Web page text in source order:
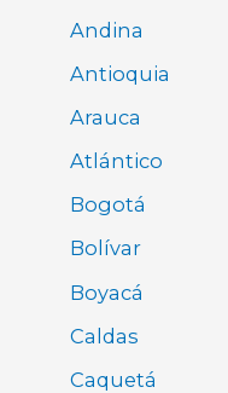
Andina
Antioquia
Arauca
Atlántico
Bogotá
Bolívar
Boyacá
Caldas
Caquetá